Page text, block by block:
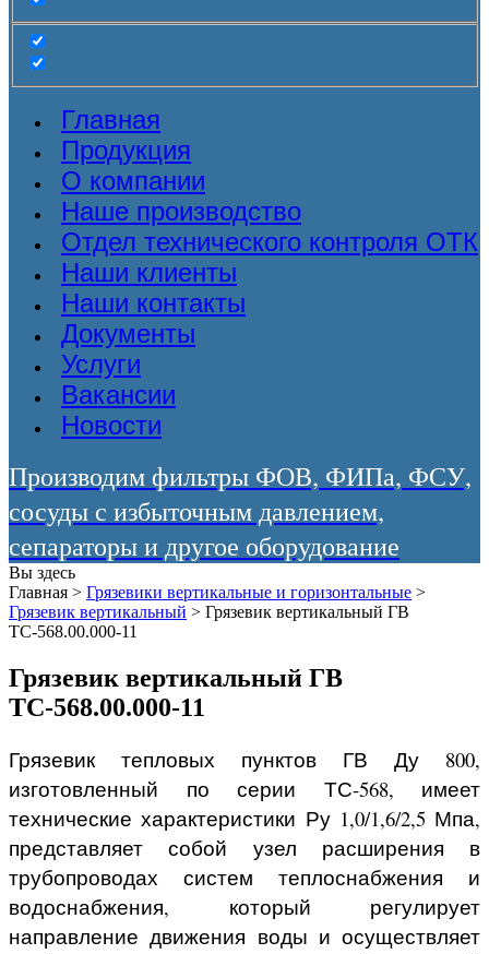
Главная
Продукция
О компании
Наше производство
Отдел технического контроля ОТК
Наши клиенты
Наши контакты
Документы
Услуги
Вакансии
Новости
Производим фильтры ФОВ, ФИПа, ФСУ,
сосуды с избыточным давлением,
сепараторы и другое оборудование
Вы здесь
Главная > Грязевики вертикальные и горизонтальные >
Грязевик вертикальный > Грязевик вертикальный ГВ
ТС-568.00.000-11
Грязевик вертикальный ГВ
ТС-568.00.000-11
Грязевик тепловых пунктов ГВ Ду 800,
изготовленный по серии ТС-568, имеет
технические характеристики Ру 1,0/1,6/2,5 Мпа,
представляет собой узел расширения в
трубопроводах систем теплоснабжения и
водоснабжения, который регулирует
направление движения воды и осуществляет